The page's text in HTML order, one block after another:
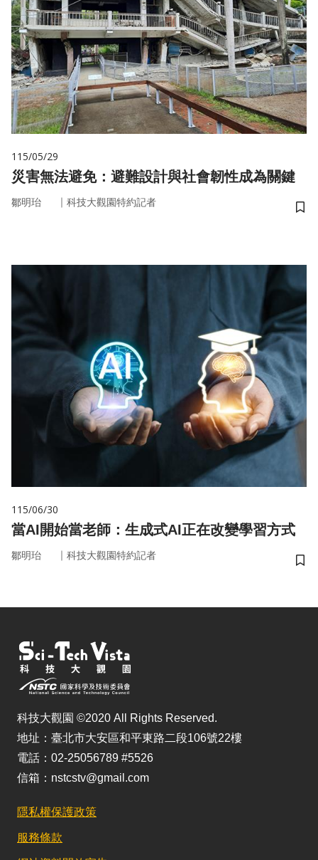
115/05/29
災害無法避免：避難設計與社會韌性成為關鍵
鄒明珆 ｜ 科技大觀園特約記者
儲
115/06/30
當AI開始當老師：生成式AI正在改變學習方式
鄒明珆 ｜ 科技大觀園特約記者
儲
科技大觀園 ©2020 All Rights Reserved.
地址：臺北市大安區和平東路二段106號22樓
電話：02-25056789 #5526
信箱：nstcstv@gmail.com
隱私權保護政策
服務條款